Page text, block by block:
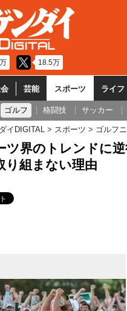
18.5万
芸能 スポーツ ライフ
ゴルフ 格闘技 サッカー
イDIGITAL スポーツ ゴルフ
ツ界のトレンドに
り組まない理由